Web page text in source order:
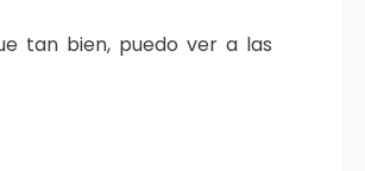
tan bien, puedo ver a las